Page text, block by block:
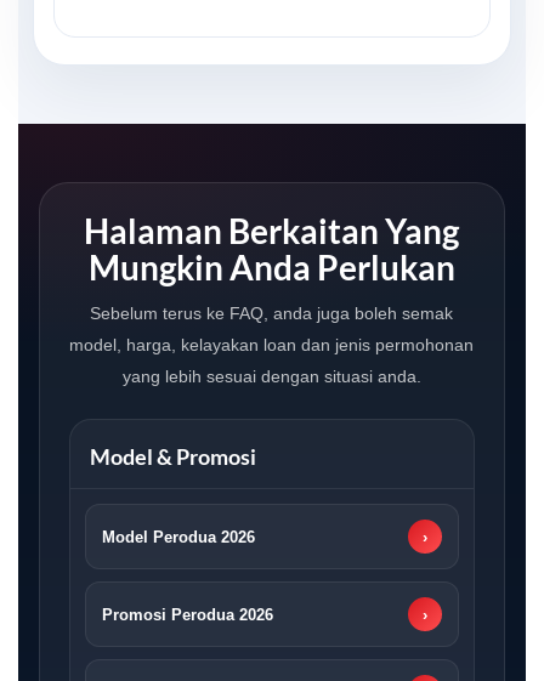
Halaman Berkaitan Yang
Mungkin Anda Perlukan
Sebelum terus ke FAQ, anda juga boleh semak
model, harga, kelayakan loan dan jenis permohonan
yang lebih sesuai dengan situasi anda.
Model & Promosi
Model Perodua 2026 ›
Promosi Perodua 2026 ›